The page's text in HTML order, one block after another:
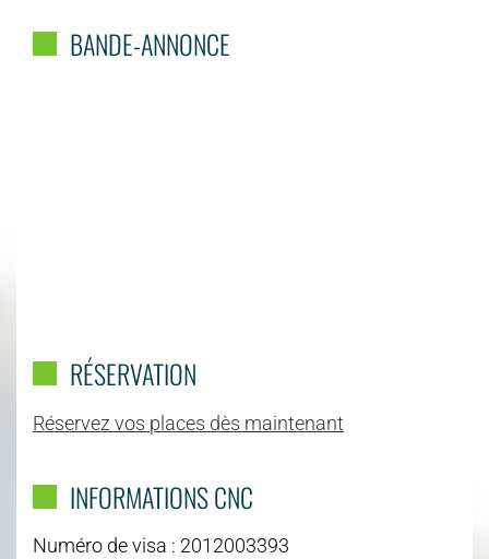
BANDE-ANNONCE
RÉSERVATION
Réservez vos places dès maintenant
INFORMATIONS CNC
Numéro de visa : 2012003393